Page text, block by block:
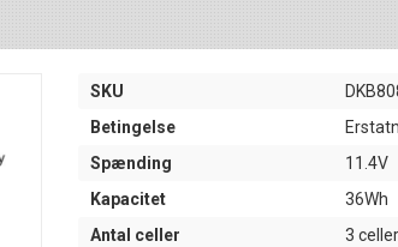
SKU
Betingelse
Spænding
11.4V
Kapacitet
36Wh
Antal celler
3 celler